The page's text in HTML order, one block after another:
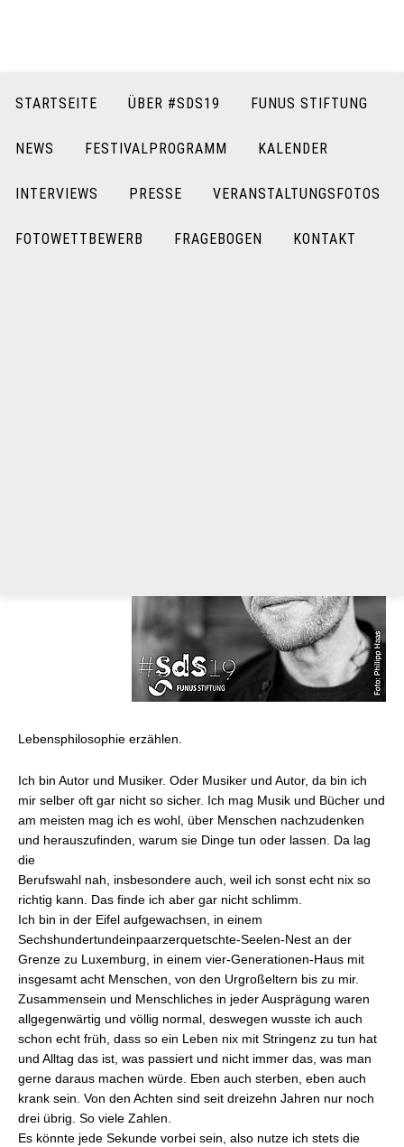
STARTSEITE ÜBER #SDS19 FUNUS STIFTUNG
NEWS FESTIVALPROGRAMM KALENDER
INTERVIEWS PRESSE VERANSTALTUNGSFOTOS
FOTOWETTBEWERB FRAGEBOGEN KONTAKT
Lebensphilosophie erzählen.
Ich bin Autor und Musiker. Oder Musiker und Autor, da bin ich
mir selber oft gar nicht so sicher. Ich mag Musik und Bücher und
am meisten mag ich es wohl, über Menschen nachzudenken
und herauszufinden, warum sie Dinge tun oder lassen. Da lag
die
Berufswahl nah, insbesondere auch, weil ich sonst echt nix so
richtig kann. Das finde ich aber gar nicht schlimm.
Ich bin in der Eifel aufgewachsen, in einem
Sechshundertundeinpaarzerquetschte-Seelen-Nest an der
Grenze zu Luxemburg, in einem vier-Generationen-Haus mit
insgesamt acht Menschen, von den Urgroßeltern bis zu mir.
Zusammensein und Menschliches in jeder Ausprägung waren
allgegenwärtig und völlig normal, deswegen wusste ich auch
schon echt früh, dass so ein Leben nix mit Stringenz zu tun hat
und Alltag das ist, was passiert und nicht immer das, was man
gerne daraus machen würde. Eben auch sterben, eben auch
krank sein. Von den Achten sind seit dreizehn Jahren nur noch
drei übrig. So viele Zahlen.
Es könnte jede Sekunde vorbei sein, also nutze ich stets die